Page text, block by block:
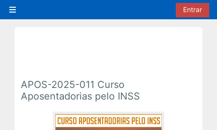
Painel lateral
Entrar
APOS-2025-011 Curso
Aposentadorias pelo INSS